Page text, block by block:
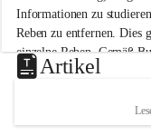
m
N
e
u
s
d
Informationen zu
Reben zu entfernen. Dies
einzelne Reben. Gemäß
Weinbaugesetz sind nicht
unzulässige Weingärten
helfen wir zusammen um
vor den prognostizierten
Artikel